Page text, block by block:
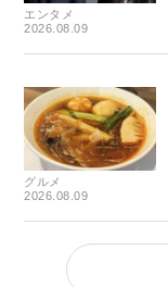
エンタメ
2026.08.09
グルメ
2026.08.09